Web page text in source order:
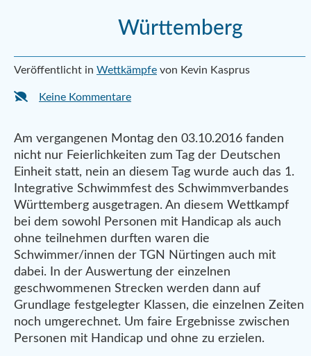
Württemberg
Veröffentlicht in Wettkämpfe von Kevin Kasprus
Keine Kommentare
Am vergangenen Montag den 03.10.2016 fanden
nicht nur Feierlichkeiten zum Tag der Deutschen
Einheit statt, nein an diesem Tag wurde auch das 1.
Integrative Schwimmfest des Schwimmverbandes
Württemberg ausgetragen. An diesem Wettkampf
bei dem sowohl Personen mit Handicap als auch
ohne teilnehmen durften waren die
Schwimmer/innen der TGN Nürtingen auch mit
dabei. In der Auswertung der einzelnen
geschwommenen Strecken werden dann auf
Grundlage festgelegter Klassen, die einzelnen Zeiten
noch umgerechnet. Um faire Ergebnisse zwischen
Personen mit Handicap und ohne zu erzielen.